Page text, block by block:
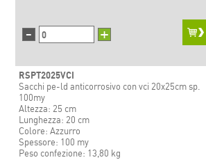
- +
RSPT2025VCI
Sacchi pe-ld anticorrosivo con vci 20x25cm sp.
100my
Altezza: 25 cm
Lunghezza: 20 cm
Colore: Azzurro
Spessore: 100 my
Peso confezione: 13,80 kg